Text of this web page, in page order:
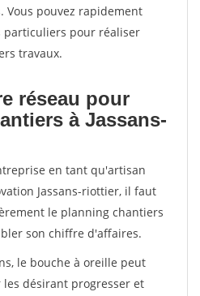
Vous pouvez rapidement
particuliers pour réaliser
travaux.
réseau pour
à Jassans-
en tant qu'artisan
Jassans-riottier, il faut
le planning chantiers
son chiffre d'affaires.
le bouche à oreille peut
désirant progresser et